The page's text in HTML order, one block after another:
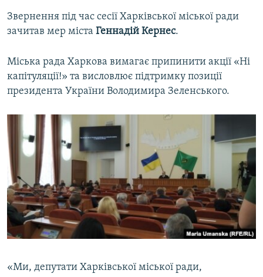
Звернення під час сесії Харківської міської ради
зачитав мер міста Геннадій Кернес.
Міська рада Харкова вимагає припинити акції «Ні
капітуляції!» та висловлює підтримку позиції
президента України Володимира Зеленського.
«Ми, депутати Харківської міської ради,